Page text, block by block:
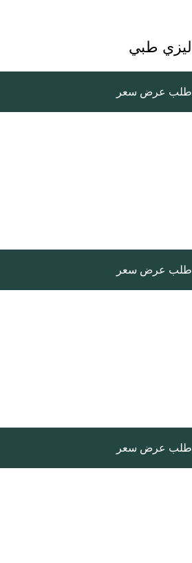
طلب عرض سعر
طلب عرض سعر
طلب عرض سعر